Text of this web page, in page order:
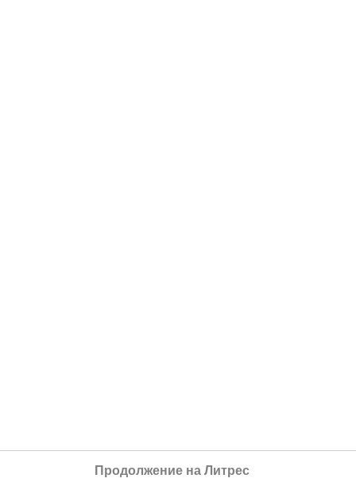
Продолжение на Литрес